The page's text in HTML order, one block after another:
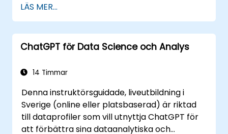
Utveckla automatiserade chatbots med
ChatGPT för att hantera
kundförfrågningar.
Implementera bästa praxis för att
LÄS MER...
ChatGPT för Data Science och Analys
14 Timmar
Denna instruktörsguidade, liveutbildning i
Sverige (online eller platsbaserad) är riktad
till dataprofiler som vill utnyttja ChatGPT för
att förbättra sina dataanalytiska och